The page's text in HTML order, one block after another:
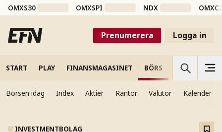
OMXS30 OMXSPI NDX
Prenumerera Logga in
START PLAY FINANSMAGASINET BÖRS VETENSKAP
Börsen idag Index Aktier Räntor Valutor Kalender
INVESTMENTBOLAG